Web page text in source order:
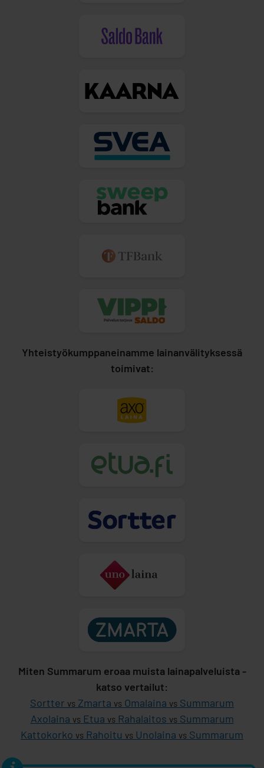
Yhteistyökumppaneinamme lainanvälityksessä
toimivat:
Miten Summarum eroaa muista lainapalveluista -
katso vertailut:
Sortter vs Zmarta vs Omalaina vs Summarum
Axolaina vs Etua vs Rahalaitos vs Summarum
Kattokorko vs Rahoitu vs Unolaina vs Summarum